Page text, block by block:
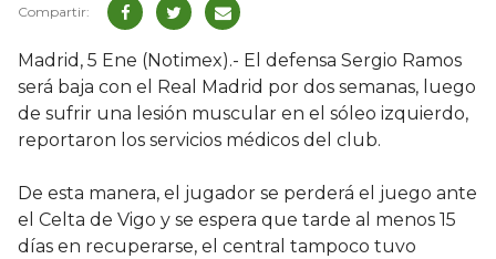
Madrid, 5 Ene (Notimex).- El defensa Sergio Ramos
será baja con el Real Madrid por dos semanas, luego
de sufrir una lesión muscular en el sóleo izquierdo,
reportaron los servicios médicos del club.
De esta manera, el jugador se perderá el juego ante
el Celta de Vigo y se espera que tarde al menos 15
días en recuperarse, el central tampoco tuvo